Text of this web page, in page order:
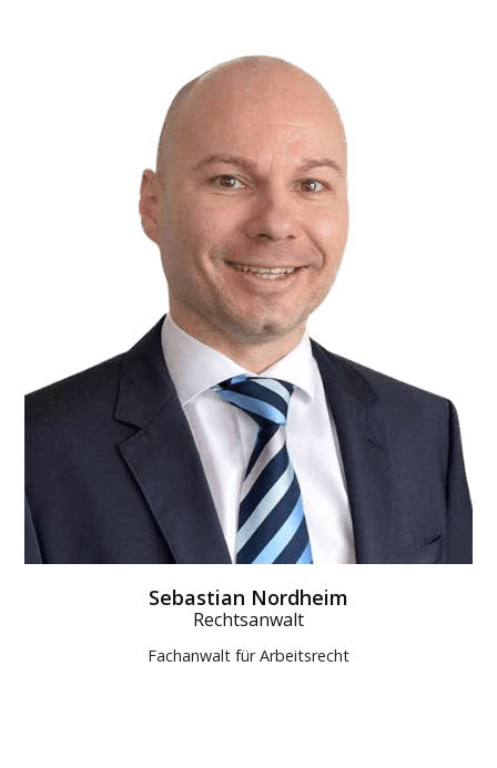
Sebastian Nordheim
Rechtsanwalt
Fachanwalt für Arbeitsrecht